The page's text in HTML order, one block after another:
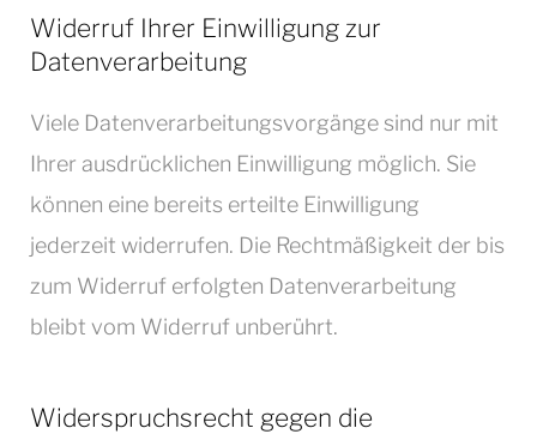
Widerruf Ihrer Einwilligung zur
Datenverarbeitung
Viele Datenverarbeitungsvorgänge sind nur mit
Ihrer ausdrücklichen Einwilligung möglich. Sie
können eine bereits erteilte Einwilligung
jederzeit widerrufen. Die Rechtmäßigkeit der bis
zum Widerruf erfolgten Datenverarbeitung
bleibt vom Widerruf unberührt.
Widerspruchsrecht gegen die